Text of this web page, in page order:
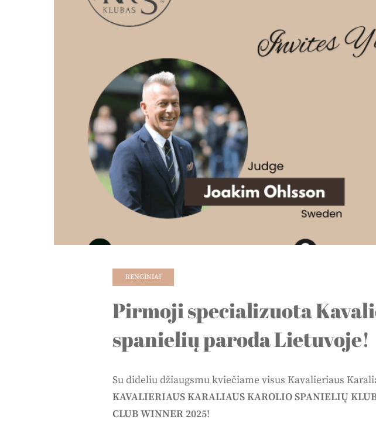
Pirmoji specializuota
spanielių paroda Lietuvoje!
RENGINIAI
Su dideliu džiaugsmu kviečiame visus Kavalieriaus
KAVALIERIAUS KARALIAUS KAROLIO SPANIELIŲ
CLUB WINNER 2025!